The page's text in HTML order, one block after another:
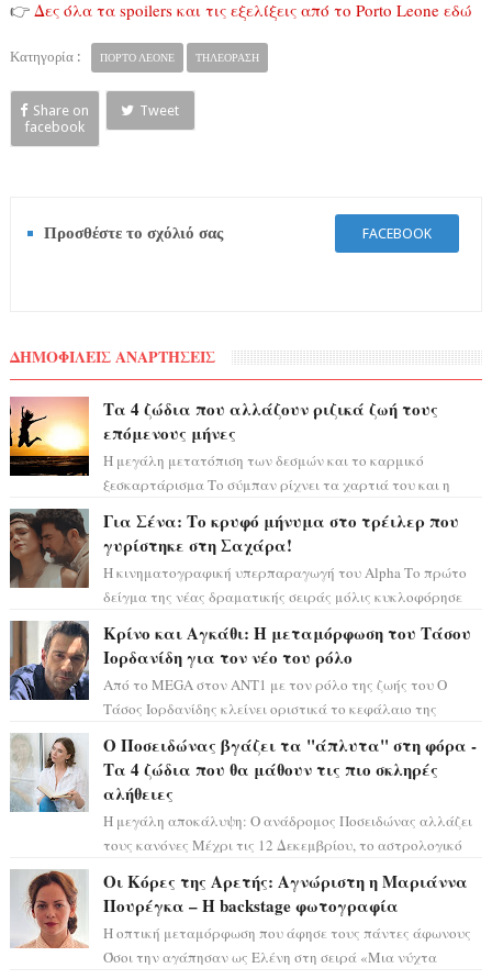
👉 Δες όλα τα spoilers και τις εξελίξεις από το Porto Leone εδώ
Κατηγορία : ΠΟΡΤΟ ΛΕΟΝΕ ΤΗΛΕΟΡΑΣΗ
Share on
facebook
Tweet
Προσθέστε το σχόλιό σας FACEBOOK
ΔΗΜΟΦΙΛΕΙΣ ΑΝΑΡΤΗΣΕΙΣ
Τα 4 ζώδια που αλλάζουν ριζικά ζωή τους
επόμενους μήνες
Η μεγάλη μετατόπιση των δεσμών και το καρμικό
ξεσκαρτάρισμα Το σύμπαν ρίχνει τα χαρτιά του και η
Για Σένα: Το κρυφό μήνυμα στο τρέιλερ που
γυρίστηκε στη Σαχάρα!
Η κινηματογραφική υπερπαραγωγή του Alpha Το πρώτο
δείγμα της νέας δραματικής σειράς μόλις κυκλοφόρησε
Κρίνο και Αγκάθι: Η μεταμόρφωση του Τάσου
Ιορδανίδη για τον νέο του ρόλο
Από το MEGA στον ΑΝΤ1 με τον ρόλο της ζωής του Ο
Τάσος Ιορδανίδης κλείνει οριστικά το κεφάλαιο της
Ο Ποσειδώνας βγάζει τα "άπλυτα" στη φόρα -
Τα 4 ζώδια που θα μάθουν τις πιο σκληρές
αλήθειες
Η μεγάλη αποκάλυψη: Ο ανάδρομος Ποσειδώνας αλλάζει
τους κανόνες Μέχρι τις 12 Δεκεμβρίου, το αστρολογικό
Οι Κόρες της Αρετής: Αγνώριστη η Μαριάννα
Πουρέγκα – H backstage φωτογραφία
Η οπτική μεταμόρφωση που άφησε τους πάντες άφωνους
Όσοι την αγάπησαν ως Ελένη στη σειρά «Μια νύχτα